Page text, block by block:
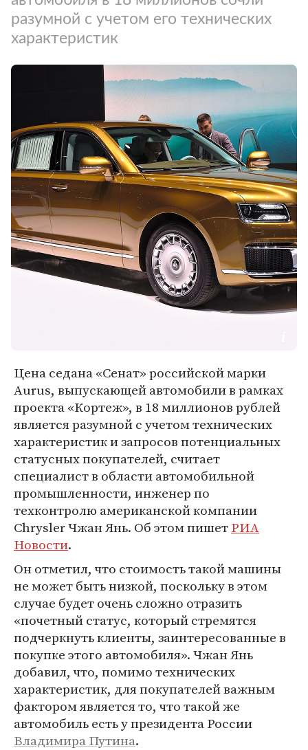
разумной с учетом его технических
характеристик
Цена седана «Сенат» российской марки
Aurus, выпускающей автомобили в рамках
проекта «Кортеж», в 18 миллионов рублей
является разумной с учетом технических
характеристик и запросов потенциальных
статусных покупателей, считает
специалист в области автомобильной
промышленности, инженер по
техконтролю американской компании
Chrysler Чжан Янь. Об этом пишетРИА
Новости.
Он отметил, что стоимость такой машины
не может быть низкой, поскольку в этом
случае будет очень сложно отразить
«почетный статус, который стремятся
подчеркнуть клиенты, заинтересованные в
покупке этого автомобиля». Чжан Янь
добавил, что, помимо технических
характеристик, для покупателей важным
фактором является то, что такой же
автомобиль есть у президента России
Владимира Путина.